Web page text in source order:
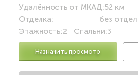
Удалённость от МКАД:52 км
Отделка:
без
Этажность:2 Спальни:3
Назначить просмотр